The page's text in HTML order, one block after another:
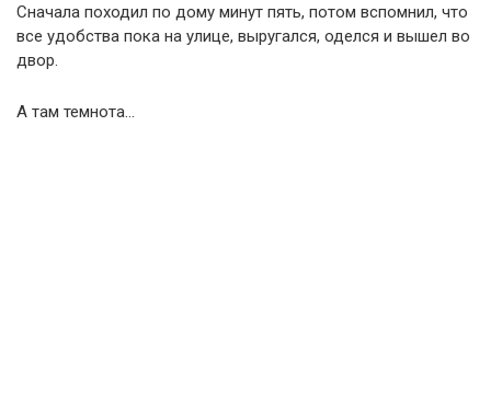
Сначала походил по дому минут пять, потом вспомнил, что
все удобства пока на улице, выругался, оделся и вышел во
двор.
А там темнота…